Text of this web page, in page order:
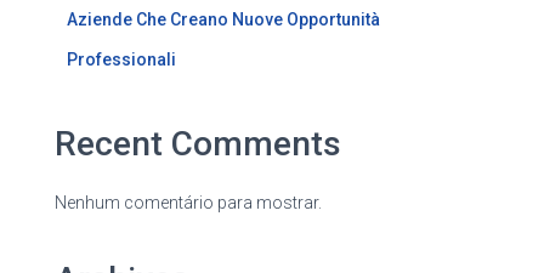
Aziende Che Creano Nuove Opportunità
Professionali
Recent Comments
Nenhum comentário para mostrar.